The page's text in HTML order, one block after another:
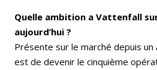
Quelle ambition a Vattenfall
aujourd’hui ?
Présente sur le marché depuis un
est de devenir le cinquième